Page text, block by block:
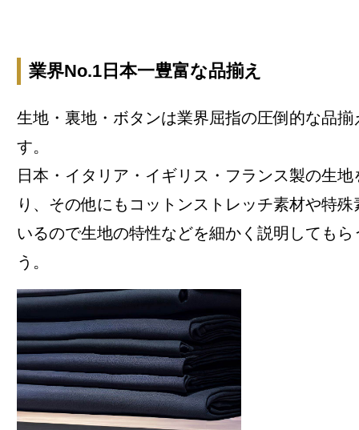
業界No.1日本一豊富な品揃え
生地・裏地・ボタンは業界屈指の圧倒的な品揃
す。
日本・イタリア・イギリス・フランス製の生
り、その他にもコットンストレッチ素材や特
いるので生地の特性などを細かく説明しても
う。